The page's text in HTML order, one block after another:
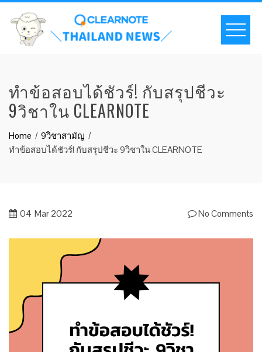
ทำข้อสอบได้ชัวร์! กับสรุปชีวะ
9วิชาใน CLEARNOTE
Home
9วิชาสามัญ
ทำข้อสอบได้ชัวร์! กับสรุปชีวะ 9วิชาใน CLEARNOTE
04 Mar 2022 No Comments